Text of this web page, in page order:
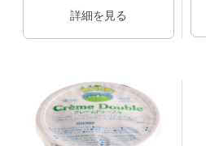
詳細を見る